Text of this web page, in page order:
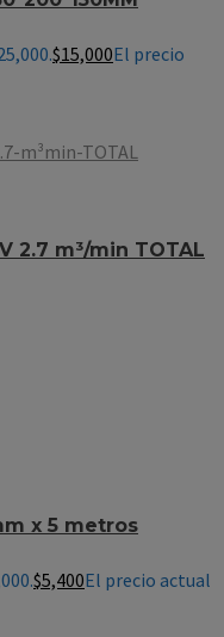
$15,000El precio
2.7 m³/min TOTAL
x 5 metros
$5,400El precio actual